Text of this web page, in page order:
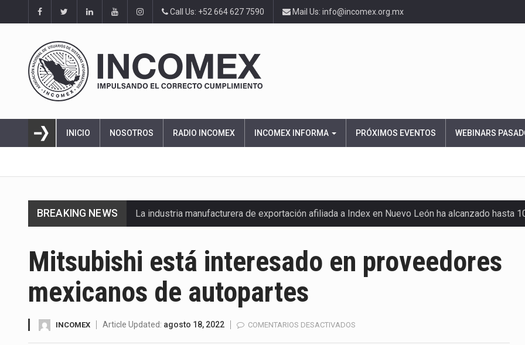
Call Us: +52 664 627 7590 Mail Us: info@incomex.org.mx
INICIO NOSOTROS RADIO INCOMEX INCOMEX INFORMA PRÓXIMOS EVENTOS WEBINARS
BREAKING NEWS La industria manufacturera de exportación afiliada a Index en Nuevo León ha alcanzado hasta
El superávit comercial de México con Estados Unidos alcanzó 102,581 millones de dólares
El Tribunal Federal de Justicia Administrativa (TFJA), a través de su Segunda Sala Regional en…
El Gobierno de Estados Unidos ha procesado la devolución de aproximadamente 100,000
Mitsubishi está interesado en proveedores
mexicanos de autopartes
INCOMEX Article Updated: agosto 18, 2022 COMENTARIOS DESACTIVADOS